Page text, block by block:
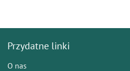
Przydatne linki
O nas